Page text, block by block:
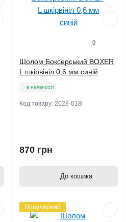
0
Шолом Боксерський BOXER
L шкірвініл 0,6 мм синій
в наявності
Код товару: 2028-01B
870 грн
До кошика
Популярний